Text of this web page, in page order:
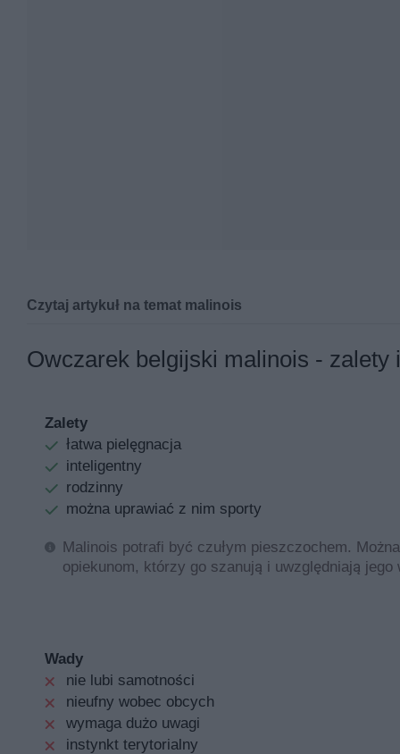
Czytaj artykuł na temat malinois
Młode, aktywne osoby często poszukują ras psów,
właśnie coraz popularniejszy owczarek belgijski
owczarka kaukaskiego.
Jeśli szukasz więcej porad i informacji, sprawdź
Najważniejsze cechy wyglądu i
Jak wygląda owczarek belgijski malinois?
cm, z kolei suka powinna mierzyć około 56 do 62 cm.
Charakterystyka wyglądu psów rasy owczarek
płową z czarnym nalotem. Charakterystyczną cechą
Owczarek belgijski malinois - zalety
Zalety
łatwa pielęgnacja
inteligentny
rodzinny
można uprawiać z nim sporty
Malinois potrafi być czułym pieszczochem.
opiekunom, którzy go szanują i uwzględniają jego
Wady
nie lubi samotności
nieufny wobec obcych
wymaga dużo uwagi
instynkt terytorialny